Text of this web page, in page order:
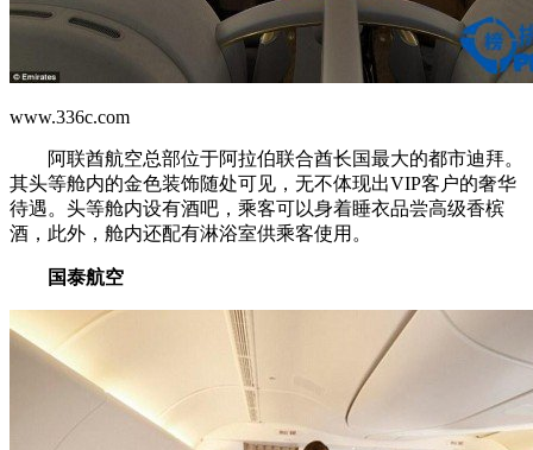
www.336c.com
阿联酋航空总部位于阿拉伯联合酋长国最大的都市迪拜。
其头等舱内的金色装饰随处可见，无不体现出VIP客户的奢华
待遇。头等舱内设有酒吧，乘客可以身着睡衣品尝高级香槟
酒，此外，舱内还配有淋浴室供乘客使用。
国泰航空